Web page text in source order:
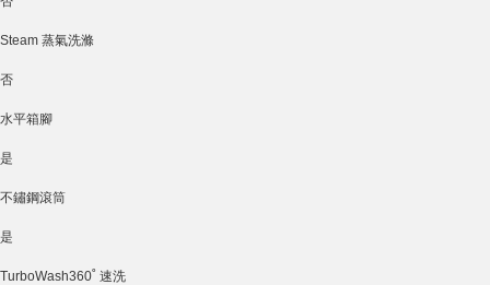
Steam 蒸氣洗滌
否
水平箱腳
是
不鏽鋼滾筒
是
TurboWash360˚ 速洗